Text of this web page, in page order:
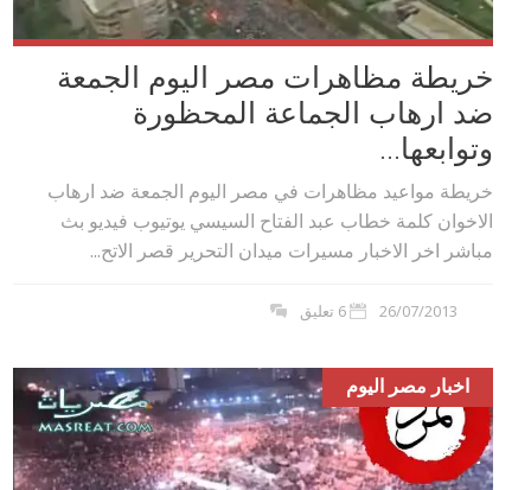
خريطة مظاهرات مصر اليوم الجمعة
ضد ارهاب الجماعة المحظورة
وتوابعها...
خريطة مواعيد مظاهرات في مصر اليوم الجمعة ضد ارهاب
الاخوان كلمة خطاب عبد الفتاح السيسي يوتيوب فيديو بث
مباشر اخر الاخبار مسيرات ميدان التحرير قصر الاتح...
26/07/2013 6 تعليق
اخبار مصر اليوم